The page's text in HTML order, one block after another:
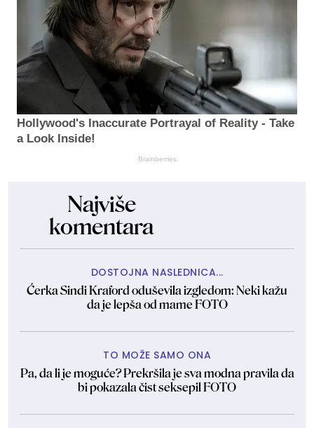
Hollywood's Inaccurate Portrayal of Reality - Take
a Look Inside!
Brainberries
Najviše
komentara
DOSTOJNA NASLEDNICA...
Ćerka Sindi Kraford oduševila izgledom: Neki kažu
da je lepša od mame FOTO
TO MOŽE SAMO ONA
Pa, da li je moguće? Prekršila je sva modna pravila da
bi pokazala čist seksepil FOTO